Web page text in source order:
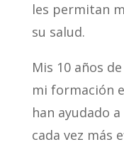
les permitan
su salud.
Mis 10 años
mi formación
han ayudado
cada vez más